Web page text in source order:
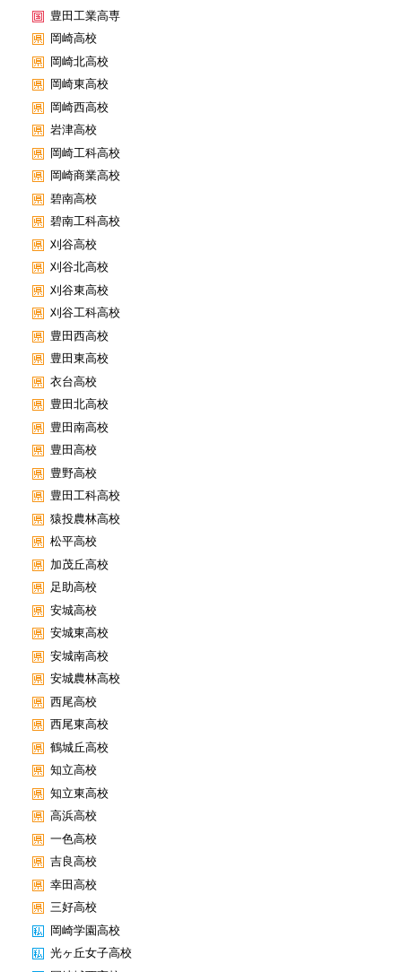
豊田工業高専
岡崎高校
岡崎北高校
岡崎東高校
岡崎西高校
岩津高校
岡崎工科高校
岡崎商業高校
碧南高校
碧南工科高校
刈谷高校
刈谷北高校
刈谷東高校
刈谷工科高校
豊田西高校
豊田東高校
衣台高校
豊田北高校
豊田南高校
豊田高校
豊野高校
豊田工科高校
猿投農林高校
松平高校
加茂丘高校
足助高校
安城高校
安城東高校
安城南高校
安城農林高校
西尾高校
西尾東高校
鶴城丘高校
知立高校
知立東高校
高浜高校
一色高校
吉良高校
幸田高校
三好高校
岡崎学園高校
光ヶ丘女子高校